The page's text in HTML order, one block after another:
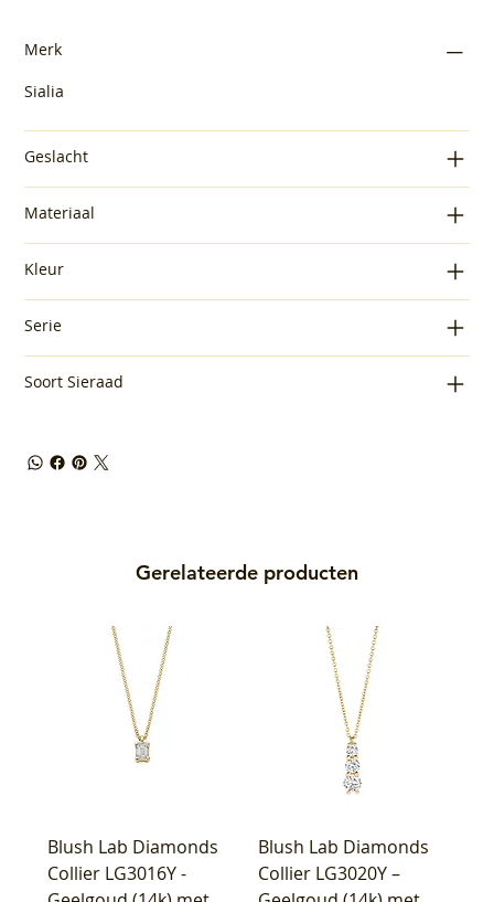
Merk
Sialia
Geslacht
Materiaal
Kleur
Serie
Soort Sieraad
Gerelateerde producten
Blush Lab Diamonds
Collier LG3016Y -
Blush Lab Diamonds
Collier LG3020Y –